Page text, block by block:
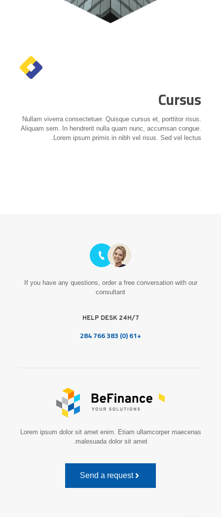
Cursus
Nullam viverra consectetuer. Quisque cursus et, porttitor risus.
Aliquam sem. In hendrerit nulla quam nunc, accumsan congue.
Lorem ipsum primis in nibh vel risus. Sed vel lectus.
If you have any questions, order a free conversation with our
consultant
HELP DESK 24H/7
+61 (0) 383 766 284
Lorem ipsum dolor sit amet enim. Etiam ullamcorper maecenas
malesuada dolor sit amet.
Send a request